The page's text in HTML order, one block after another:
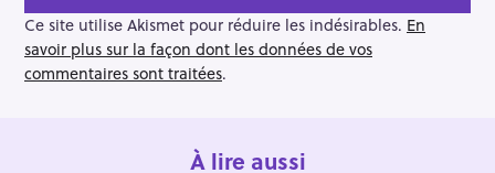
o
n
Ce site utilise Akismet pour réduire les indésirables. En
savoir plus sur la façon dont les données de vos
commentaires sont traitées.
À lire aussi